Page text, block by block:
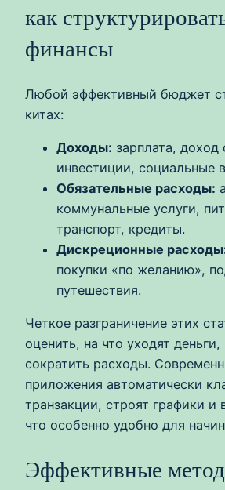
как
финансы
Любой эффективный бюджет
китах:
Доходы: зарплата, доход
инвестиции, социальные
Обязательные расходы:
коммунальные услуги,
транспорт, кредиты.
Дискреционные
покупки «по желанию»,
путешествия.
Четкое разграничение этих
оценить, на что уходят
сократить расходы.
приложения автоматически
транзакции, строят графики и
что особенно удобно для
Эффективные